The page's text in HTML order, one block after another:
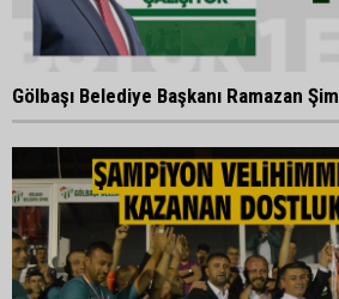
Gölbaşı Belediye Başkanı Ramazan